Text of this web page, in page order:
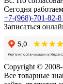
Сегодня
+7-(968)-701-82-
Записаться
Copyright ©
Все товарные